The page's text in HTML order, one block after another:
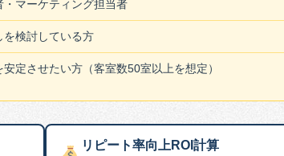
マーケティング担当者
を検討している方
定させたい方（客室数50室以上を想定）
リピート率向上ROI計算